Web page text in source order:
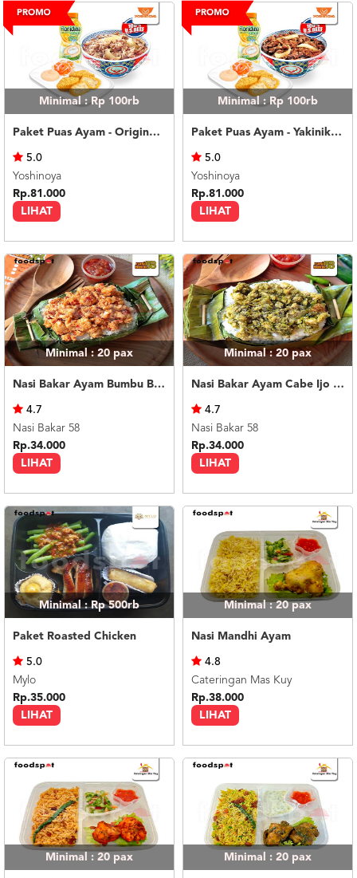
Minimal : Rp 100rb
Paket Puas Ayam - Original Beef Paket Puas (R)
LIHAT
5.0
Yoshinoya
Rp.81.000
Minimal : Rp 100rb
Paket Puas Ayam - Yakiniku Beef Paket Puas (R)
LIHAT
5.0
Yoshinoya
Rp.81.000
Minimal : 20 pax
Nasi Bakar Ayam Bumbu Bali + Kerupuk
LIHAT
4.7
Nasi Bakar 58
Rp.34.000
Minimal : 20pax
Nasi Bakar Ayam Cabe Ijo + Kerupuk
LIHAT
4.7
Nasi Bakar 58
Rp.34.000
Minimal : Rp 500rb
Paket Roasted Chicken
LIHAT
5.0
Mylo
Rp.35.000
Minimal : 20pax
Nasi Mandhi Ayam
LIHAT
4.8
Cateringan Mas Kuy
Rp.38.000
Minimal : 20 pax Minimal : 20 pax